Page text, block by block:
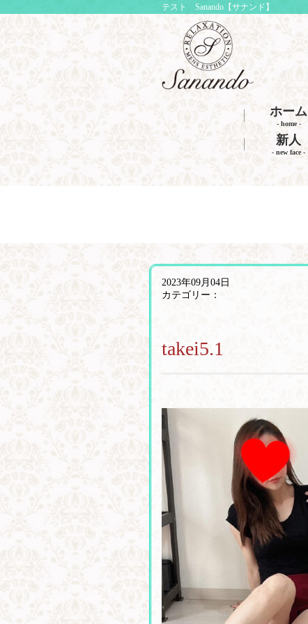
テスト Sanando【サナンド】
ホーム
- home -
新人
- new face -
2023年09月04日
カテゴリー：
takei5.1